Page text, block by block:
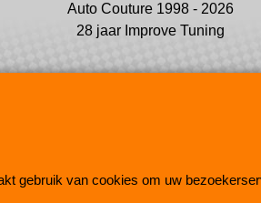
Auto Couture 1998 - 2026
28 jaar Improve Tuning
Webwinkel gemaakt met
ShopFactory webwinkel
gebruik van cookies om uw